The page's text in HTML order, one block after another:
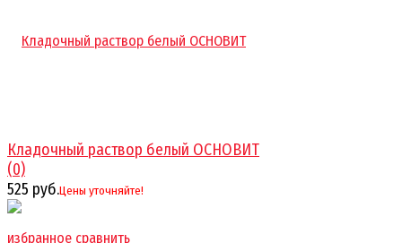
избранное сравнить
Кладочный раствор белый ОСНОВИТ
(0)
525 руб.Цены уточняйте!